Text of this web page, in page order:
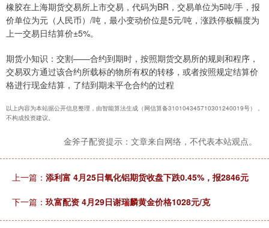
橡胶在上海期货交易所上市交易，代码为BR，交易单位为5吨/手，报
价单位为元（人民币）/吨，最小变动价位是5元/吨，涨跌停板幅度为
上一交易日结算价±5%。
期货小知识：交割——合约到期时，按照期货交易所的规则和程序，
交易双方通过该合约所载标的物所有权的转移，或者按照规定结算价
格进行现金结算，了结到期未平仓合约的过程
以上内容为本站据公开信息整理，由智能算法生成（网信算备310104345710301240019号），
不构成投资建议。
金斧子配资提示：文章来自网络，不代表本站观点。
上一篇： 添利富 4月25日氧化铝期货收盘下跌0.45%，报2846元
下一篇： 玖富配资 4月29日谢瑞麟黄金价格1028元/克